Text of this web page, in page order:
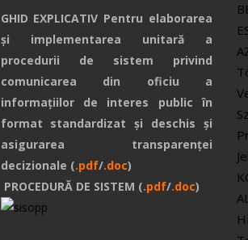
GHID EXPLICATIV Pentru elaborarea
și implementarea unitară a
procedurii de sistem privind
comunicarea din oficiu a
informațiilor de interes public în
format standardizat și deschis și
asigurarea transparenței
decizionale (.pdf/.doc)
PROCEDURĂ DE SISTEM (.pdf/.doc)